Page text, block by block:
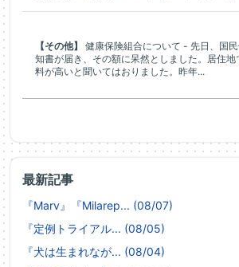
最新記事
『Marv』『Milarep... (08/07)
『定例トライアル... (08/05)
『犬は生まれなが... (08/04)
【その他】
健康保険組合について - 先日、国
知書が届き、その額に呆然としました。居住
料が高いと聞いてはおりました。昨年...